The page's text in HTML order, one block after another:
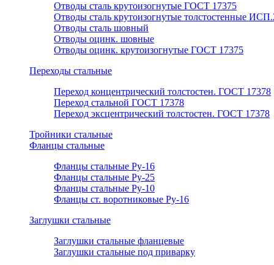
Отводы сталь крутоизогнутые ГОСТ 17375
Отводы сталь крутоизогнутые толстостенные
Отводы сталь шовный
Отводы оцинк. шовные
Отводы оцинк. крутоизогнутые ГОСТ 17375
Переходы стальные
Переход концентрический толстостен. ГОСТ 17378
Переход стальной ГОСТ 17378
Переход эксцентрический толстостен. ГОСТ 17378
Тройники стальные
Фланцы стальные
Фланцы стальные Ру-16
Фланцы стальные Ру-25
Фланцы стальные Ру-10
Фланцы ст. воротниковые Ру-16
Заглушки стальные
Заглушки стальные фланцевые
Заглушки стальные под приварку